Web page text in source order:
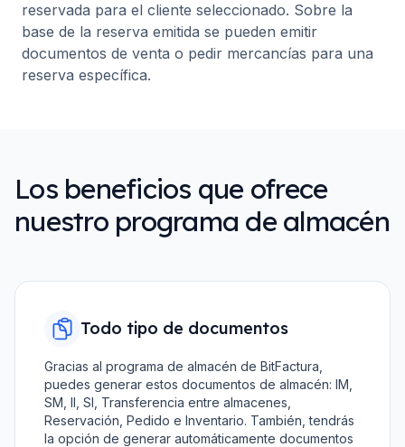
reservada para el cliente seleccionado. Sobre la
base de la reserva emitida se pueden emitir
documentos de venta o pedir mercancías para una
reserva específica.
Los beneficios que ofrece
nuestro programa de almacén
Todo tipo de documentos
Gracias al programa de almacén de BitFactura,
puedes generar estos documentos de almacén: IM,
SM, II, SI, Transferencia entre almacenes,
Reservación, Pedido e Inventario. También, tendrás
la opción de generar automáticamente documentos